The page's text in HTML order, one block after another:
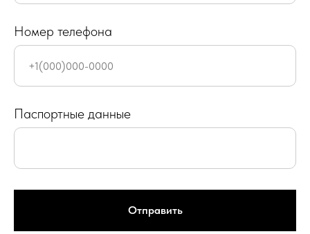
Номер телефона
Паспортные данные
Отправить